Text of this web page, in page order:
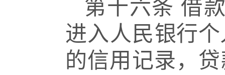
第十六条 借
进入人民银行
的信用记录，